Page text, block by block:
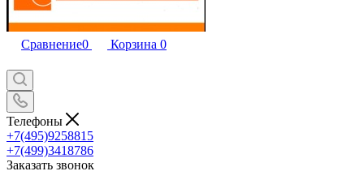
Сравнение0 Корзина 0
Телефоны
+7(495)9258815
+7(499)3418786
Заказать звонок